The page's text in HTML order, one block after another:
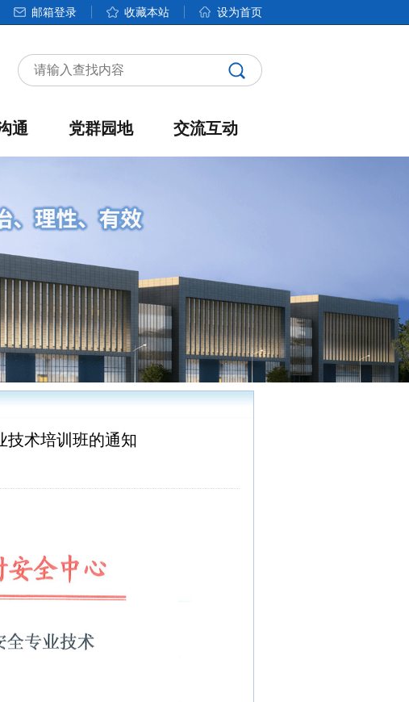
邮箱登录 收藏本站 设为首页
通 党群园地 交流互动
技术培训班的通知